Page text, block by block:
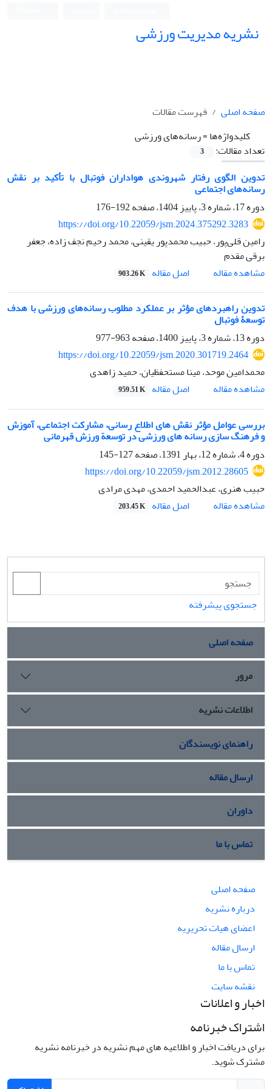
نشریه مدیریت ورزشی
صفحه اصلی
فهرست مقالات
کلیدواژه‌ها =رسانه‌های ورزشی
تعداد مقالات:
3
تدوین الگوی رفتار شهروندی هواداران فوتبال با تأکید بر نقش
رسانه‌های اجتماعی
دوره 17، شماره 3، پاییز 1404، صفحه
192-176
https://doi.org/10.22059/jsm.2024.375292.3283
رامین قلی‌پور، حبیب محمدپور یقینی، محمد رحیم نجف زاده، جعفر
برقی مقدم
مشاهده مقاله
اصل مقاله 903.26 K
تدوین راهبردهای مؤثر بر عملکرد مطلوب رسانه‌های ورزشی با هدف
توسعۀ فوتبال
دوره 13، شماره 3، پاییز 1400، صفحه
963-977
https://doi.org/10.22059/jsm.2020.301719.2464
محمدامین موحد، مینا مستحفظیان، حمید زاهدی
مشاهده مقاله
اصل مقاله 959.51 K
بررسی عوامل مؤثر نقش های اطلاع رسانی، مشارکت اجتماعی، آموزش
و فرهنگ سازی رسانه های ورزشی در توسعة ورزش قهرمانی
دوره 4، شماره 12، بهار 1391، صفحه
127-145
https://doi.org/10.22059/jsm.2012.28605
حبیب هنری، عبدالحمید احمدی، مهدی مرادی
مشاهده مقاله
اصل مقاله 203.45 K
جستجوی پیشرفته
صفحه اصلی
مرور
اطلاعات نشریه
راهنمای نویسندگان
ارسال مقاله
داوران
تماس با ما
صفحه اصلی
درباره نشریه
اعضای هیات تحریریه
ارسال مقاله
تماس با ما
نقشه سایت
اخبار و اعلانات
اشتراک خبرنامه
برای دریافت اخبار و اطلاعیه های مهم نشریه در خبرنامه نشریه
مشترک شوید.